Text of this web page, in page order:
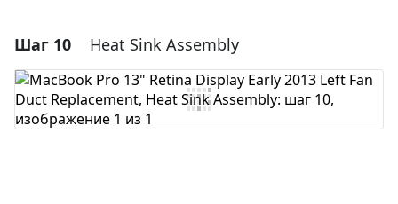
Добавить комментарий
Добавить комментарий
Шаг 10 Heat Sink Assembly